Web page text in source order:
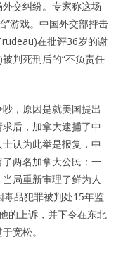
交纠纷。专家称这场
”游戏。中国外交部抨击
在批评36岁的谢
判死刑后的“不负责任
，原因是就美国提出
后，加拿大逮捕了中
认为此举是报复，中
两名加拿大公民：一
局重新审理了鲜为人
品犯罪被判处15年监
的上诉，并下令在东北
宽松。